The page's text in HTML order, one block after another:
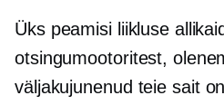
Üks peamisi liikluse
otsingumootoritest,
väljakujunenud teie sait